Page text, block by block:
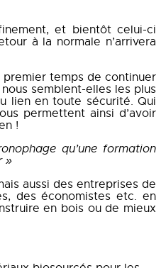
et bientôt celui-ci
à la normale n’arrivera
premier temps de continuer
semblent-elles les plus
lien en toute sécurité. Qui
permettent ainsi d’avoir
!
qu’une formation
»
aussi des entreprises de
des économistes etc. en
en bois ou de mieux